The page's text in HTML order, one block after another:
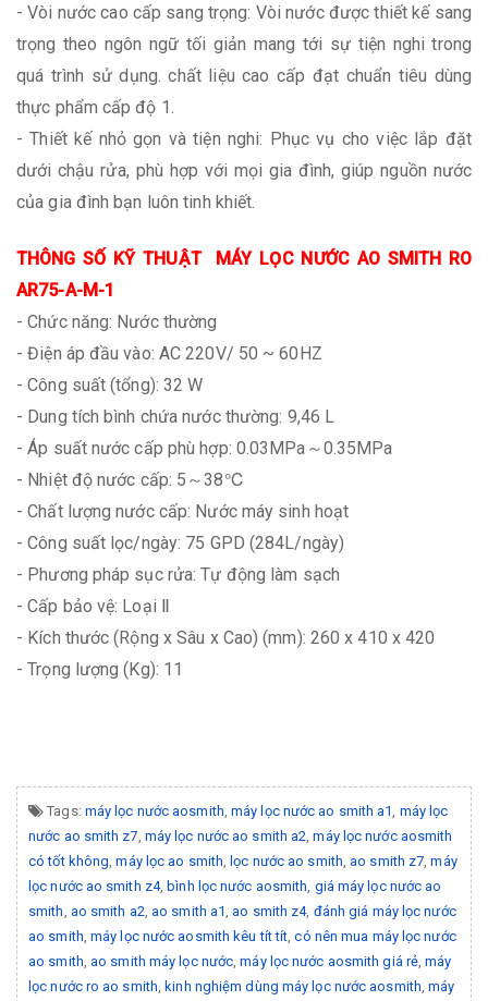
- Vòi nước cao cấp sang trọng: Vòi nước được thiết kế sang
trọng theo ngôn ngữ tối giản mang tới sự tiện nghi trong
quá trình sử dụng. chất liệu cao cấp đạt chuẩn tiêu dùng
thực phẩm cấp độ 1.
- Thiết kế nhỏ gọn và tiện nghi: Phục vụ cho việc lắp đặt
dưới chậu rửa, phù hợp với mọi gia đình, giúp nguồn nước
của gia đình bạn luôn tinh khiết.
THÔNG SỐ KỸ THUẬT
MÁY LỌC NƯỚC AO SMITH RO
AR75-A-M-1
- Chức năng: Nước thường
- Điện áp đầu vào: AC 220V/ 50 ~ 60HZ
- Công suất (tổng): 32 W
- Dung tích bình chứa nước thường: 9,46 L
- Áp suất nước cấp phù hợp: 0.03MPa～0.35MPa
- Nhiệt độ nước cấp: 5～38℃
- Chất lượng nước cấp: Nước máy sinh hoạt
- Công suất lọc/ngày: 75 GPD (284L/ngày)
- Phương pháp sục rửa: Tự động làm sạch
- Cấp bảo vệ: Loại Ⅱ
- Kích thước (Rộng x Sâu x Cao) (mm): 260 x 410 x 420
- Trọng lượng (Kg): 11
Tags: máy lọc nước aosmith ,máy lọc nước ao smith a1 máy lọc
nước ao smith z7 máy lọc nước ao smith a2 ,máy lọc nước aosmith
có tốt không ,máy lọc ao smith ,lọc nước ao smith ,ao smith z7 ,máy
lọc nước ao smith z4,bình lọc nước aosmith giá máy lọc nước ao
smith ao smith a2 ,ao smith a1 ,ao smith z4, đánh giá máy lọc nước
ao smith ,máy lọc nước aosmith kêu tít tít ,có nên mua máy lọc nước
ao smith ,ao smith máy lọc nước ,máy lọc nước aosmith giá rẻ ,máy
lọc nước ro ao smith ,kinh nghiệm dùng máy lọc nước aosmith ,máy